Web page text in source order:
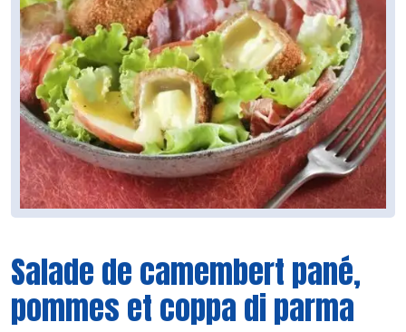
Salade de camembert pané,
pommes et coppa di parma